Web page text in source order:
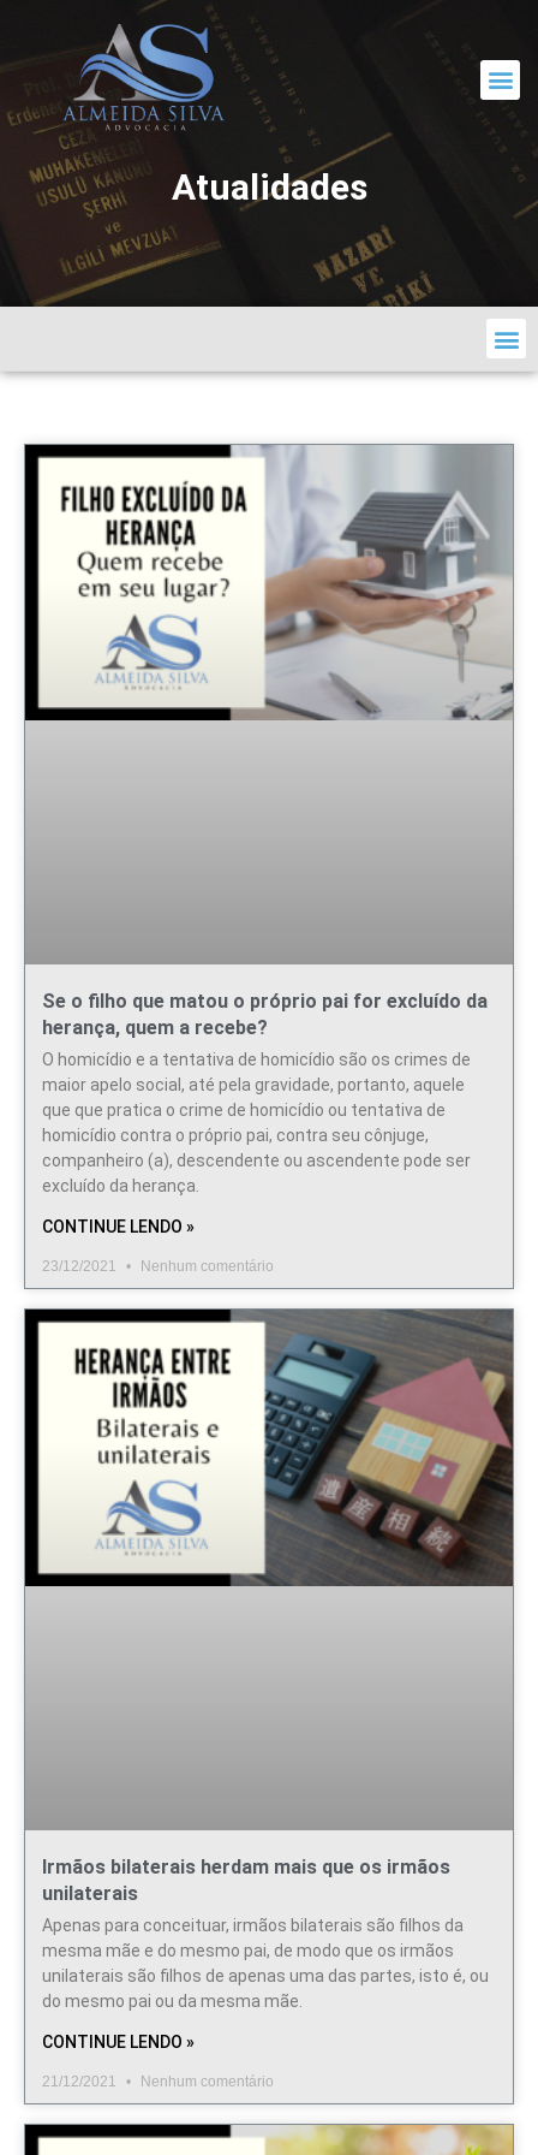
Atualidades
Se o filho que matou o próprio pai for excluído da
herança, quem a recebe?
O homicídio e a tentativa de homicídio são os crimes de
maior apelo social, até pela gravidade, portanto, aquele
que que pratica o crime de homicídio ou tentativa de
homicídio contra o próprio pai, contra seu cônjuge,
companheiro (a), descendente ou ascendente pode ser
excluído da herança.
CONTINUE LENDO »
23/12/2021 Nenhum comentário
Irmãos bilaterais herdam mais que os irmãos
unilaterais
Apenas para conceituar, irmãos bilaterais são filhos da
mesma mãe e do mesmo pai, de modo que os irmãos
unilaterais são filhos de apenas uma das partes, isto é, ou
do mesmo pai ou da mesma mãe.
CONTINUE LENDO »
21/12/2021 Nenhum comentário